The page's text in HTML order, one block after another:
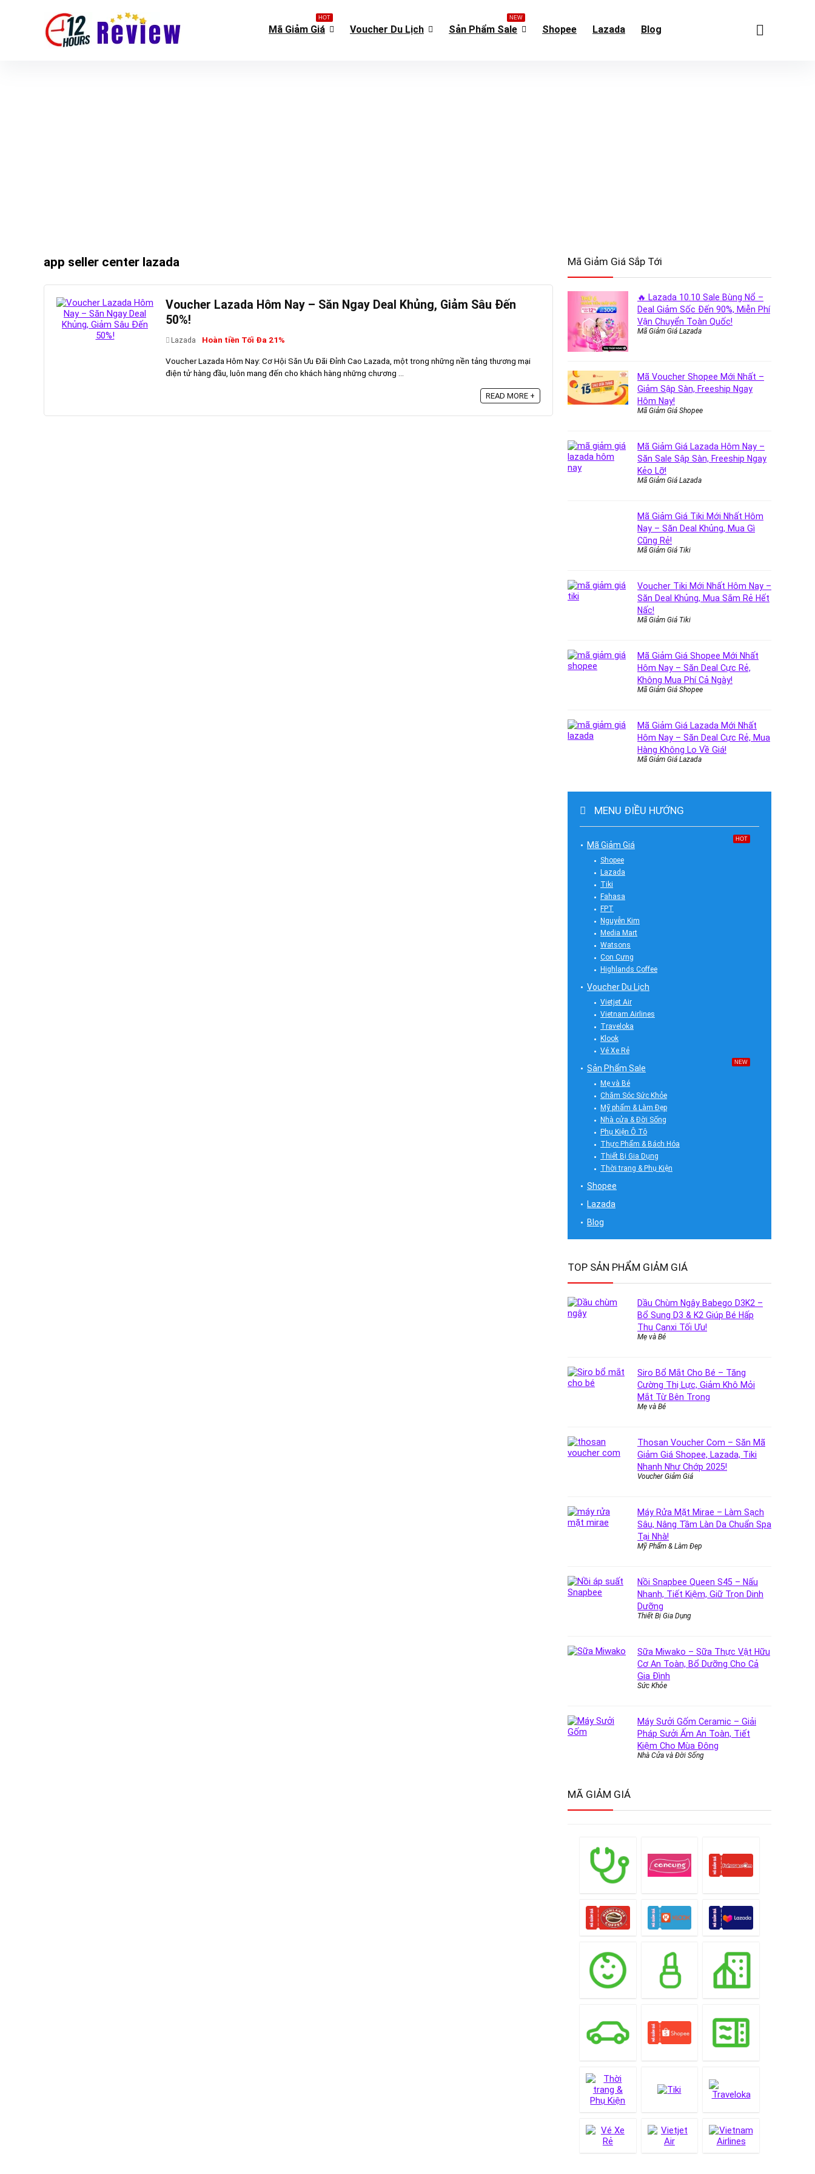
Mã Giảm Giá
HOT
Voucher Du Lịch Sản Phẩm Sale
NEW
Shopee Lazada Blog
app seller center lazada
Voucher Lazada Hôm Nay – Săn Ngay Deal Khủng, Giảm Sâu Đến
50%!
Lazada Hoàn tiền Tối Đa 21%
Voucher Lazada Hôm Nay: Cơ Hội Săn Ưu Đãi Đỉnh Cao Lazada, một trong những nền tảng thương mại
điện tử hàng đầu, luôn mang đến cho khách hàng những chương ...
READ MORE +
Mã Giảm Giá Sắp Tới
🔥 Lazada 10.10 Sale Bùng Nổ –
Deal Giảm Sốc Đến 90%, Miễn Phí
Vận Chuyển Toàn Quốc!
Mã Giảm Giá Lazada
Mã Voucher Shopee Mới Nhất –
Giảm Sập Sàn, Freeship Ngay
Hôm Nay!
Mã Giảm Giá Shopee
Mã Giảm Giá Lazada Hôm Nay –
Săn Sale Sập Sàn, Freeship Ngay
Kẻo Lỡ!
Mã Giảm Giá Lazada
Mã Giảm Giá Tiki Mới Nhất Hôm
Nay – Săn Deal Khủng, Mua Gì
Cũng Rẻ!
Mã Giảm Giá Tiki
Voucher Tiki Mới Nhất Hôm Nay –
Săn Deal Khủng, Mua Sắm Rẻ Hết
Nấc!
Mã Giảm Giá Tiki
Mã Giảm Giá Shopee Mới Nhất
Hôm Nay – Săn Deal Cực Rẻ,
Không Mua Phí Cả Ngày!
Mã Giảm Giá Shopee
Mã Giảm Giá Lazada Mới Nhất
Hôm Nay – Săn Deal Cực Rẻ, Mua
Hàng Không Lo Về Giá!
Mã Giảm Giá Lazada
MENU ĐIỀU HƯỚNG
Mã Giảm Giá
HOT
Shopee
Lazada
Tiki
Fahasa
FPT
Nguyễn Kim
Media Mart
Watsons
Con Cưng
Highlands Coffee
Voucher Du Lịch
Vietjet Air
Vietnam Airlines
Traveloka
Klook
Vé Xe Rẻ
Sản Phẩm Sale
NEW
Mẹ và Bé
Chăm Sóc Sức Khỏe
Mỹ phẩm & Làm Đẹp
Nhà cửa & Đời Sống
Phụ Kiện Ô Tô
Thực Phẩm & Bách Hóa
Thiết Bị Gia Dụng
Thời trang & Phụ Kiện
Shopee
Lazada
Blog
TOP SẢN PHẨM GIẢM GIÁ
Dầu Chùm Ngây Babego D3K2 –
Bổ Sung D3 & K2 Giúp Bé Hấp
Thu Canxi Tối Ưu!
Mẹ và Bé
Siro Bổ Mắt Cho Bé – Tăng
Cường Thị Lực, Giảm Khô Mỏi
Mắt Từ Bên Trong
Mẹ và Bé
Thosan Voucher Com – Săn Mã
Giảm Giá Shopee, Lazada, Tiki
Nhanh Như Chớp 2025!
Voucher Giảm Giá
Máy Rửa Mặt Mirae – Làm Sạch
Sâu, Nâng Tầm Làn Da Chuẩn Spa
Tại Nhà!
Mỹ Phẩm & Làm Đẹp
Nồi Snapbee Queen S45 – Nấu
Nhanh, Tiết Kiệm, Giữ Trọn Dinh
Dưỡng
Thiết Bị Gia Dụng
Sữa Miwako – Sữa Thực Vật Hữu
Cơ An Toàn, Bổ Dưỡng Cho Cả
Gia Đình
Sức Khỏe
Máy Sưởi Gốm Ceramic – Giải
Pháp Sưởi Ấm An Toàn, Tiết
Kiệm Cho Mùa Đông
Nhà Cửa và Đời Sống
MÃ GIẢM GIÁ